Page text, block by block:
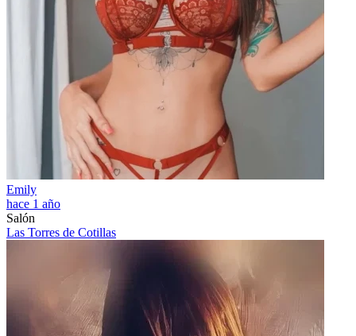
Emily
hace 1 año
Salón
Las Torres de Cotillas